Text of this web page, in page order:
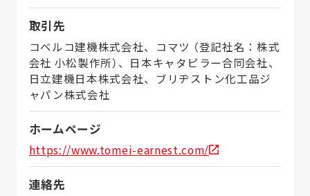
取引先
コベルコ建機株式会社、コマツ （登記社名：株式
会社 小松製作所）、日本キャタピラー合同会社、
日立建機日本株式会社、ブリヂストン化工品ジ
ャパン株式会社
ホームページ
https://www.tomei-earnest.com/
連絡先